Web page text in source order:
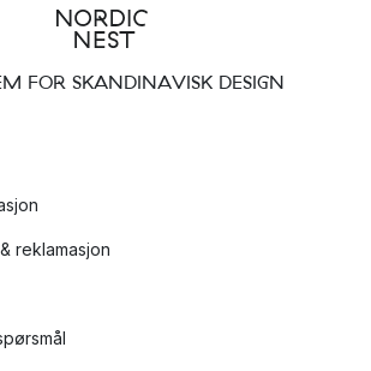
FOR SKANDINAVISK DESIGN
reklamasjon